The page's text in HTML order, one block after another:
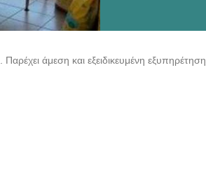
άμεση και εξειδικευμένη εξυπηρέτηση.